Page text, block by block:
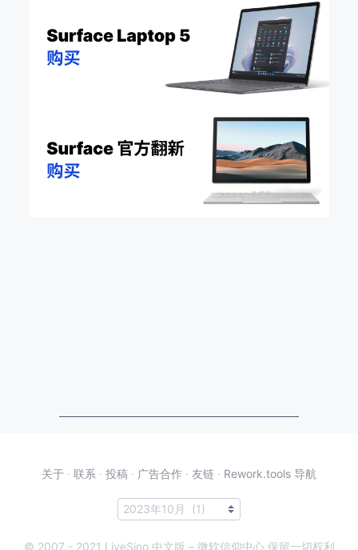
关于 · 联系 · 投稿 · 广告合作 · 友链 · Rework.tools 导航
© 2007 - 2021 LiveSino 中文版 – 微软信仰中心 保留一切权利